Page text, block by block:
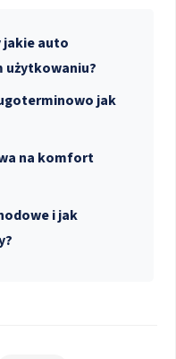
jakie auto
użytkowaniu?
jak
na komfort
i jak